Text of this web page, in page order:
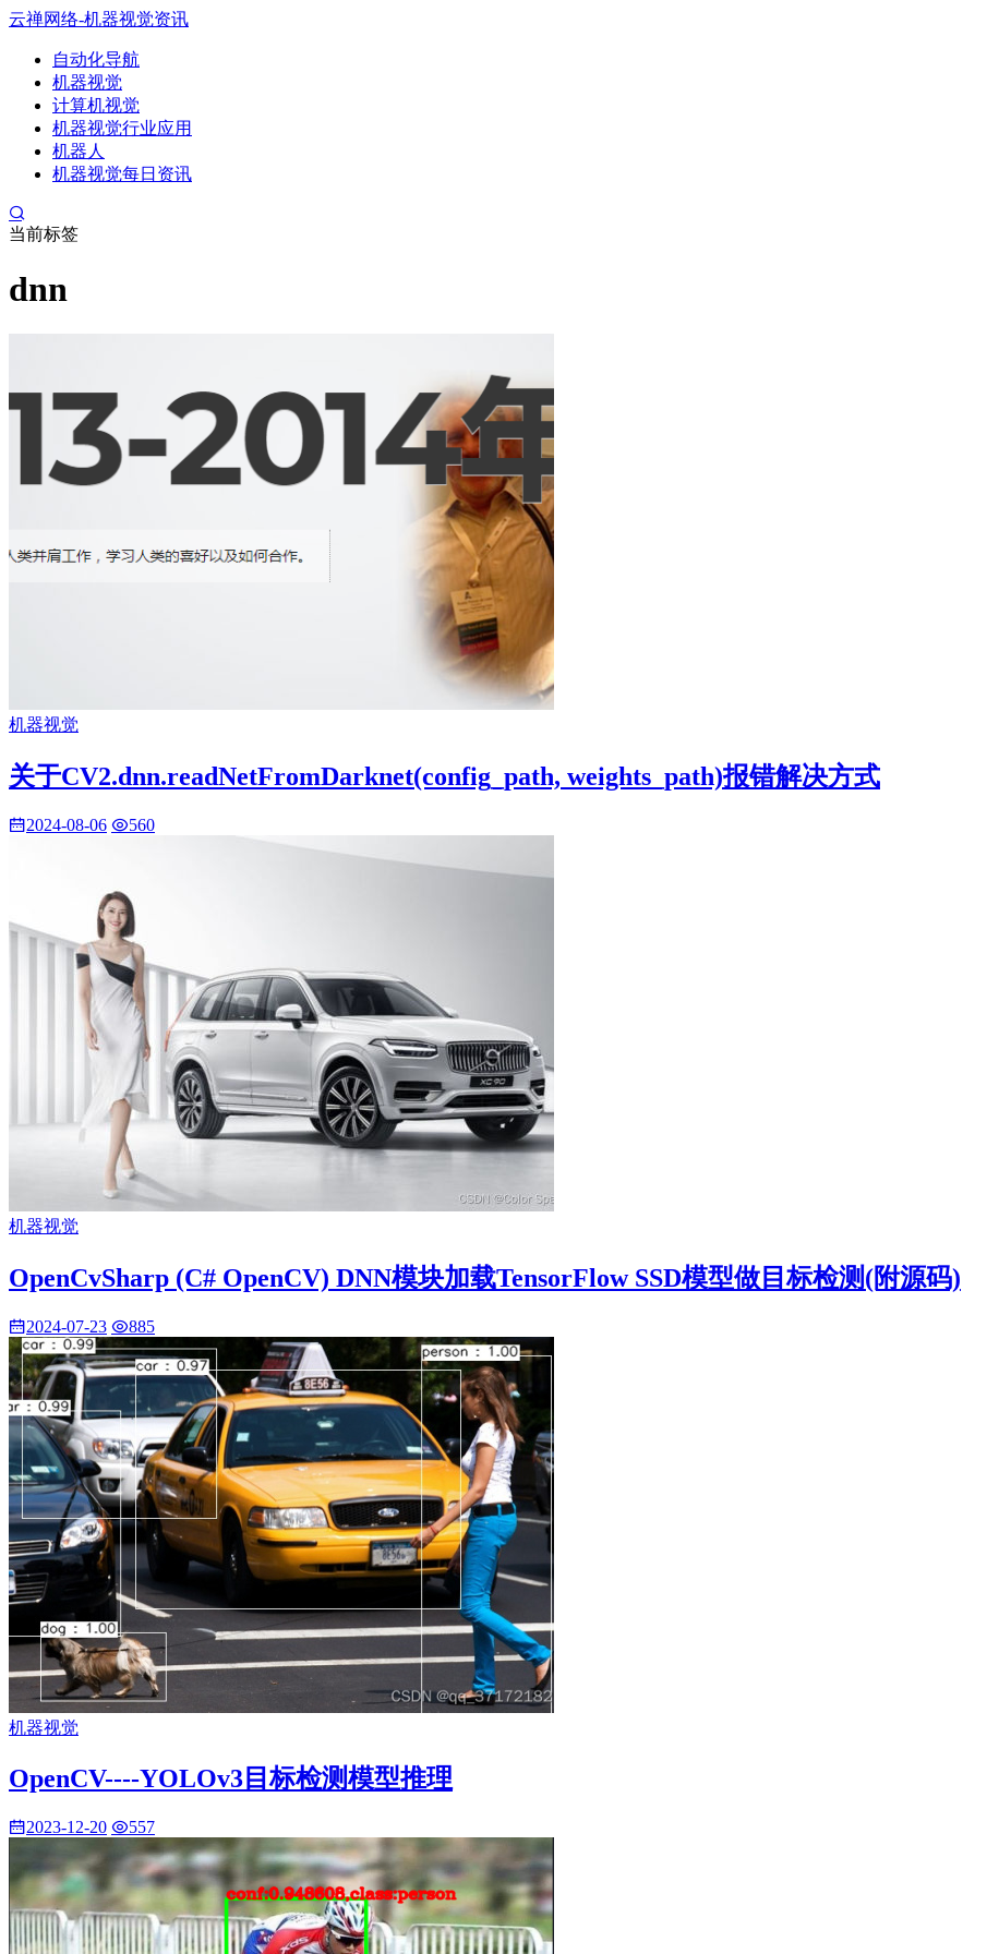
云禅网络-机器视觉资讯
自动化导航
机器视觉
计算机视觉
机器视觉行业应用
机器人
机器视觉每日资讯
当前标签
dnn
机器视觉
关于CV2.dnn.readNetFromDarknet(config_path, weights_path)报错解决方式
2024-08-06 560
机器视觉
OpenCvSharp (C# OpenCV) DNN模块加载TensorFlow SSD模型做目标检测(附源码)
2024-07-23 885
机器视觉
OpenCV----YOLOv3目标检测模型推理
2023-12-20 557